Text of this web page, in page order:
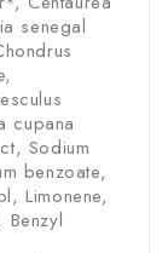
senegal
cupana
Sodium
benzoate,
Limonene,